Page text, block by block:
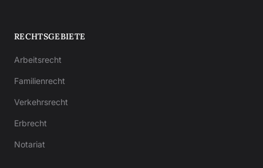
RECHTSGEBIETE
Arbeitsrecht
Familienrecht
Verkehrsrecht
Erbrecht
Notariat